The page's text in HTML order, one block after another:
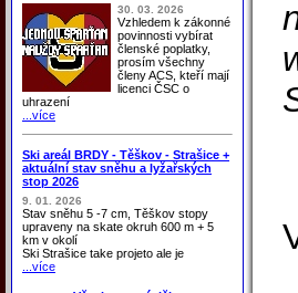
30. 03. 2026
Vzhledem k zákonné
povinnosti vybírat
členské poplatky,
prosím všechny
členy ACS, kteří mají
licenci ČSC o
uhrazení
...více
Ski areál BRDY - Těškov - Strašice +
aktuální stav sněhu a lyžařských
stop 2026
9. 01. 2026
Stav sněhu 5 -7 cm, Těškov stopy
upraveny na skate okruh 600 m + 5
km v okolí
Ski Strašice take projeto ale je
...více